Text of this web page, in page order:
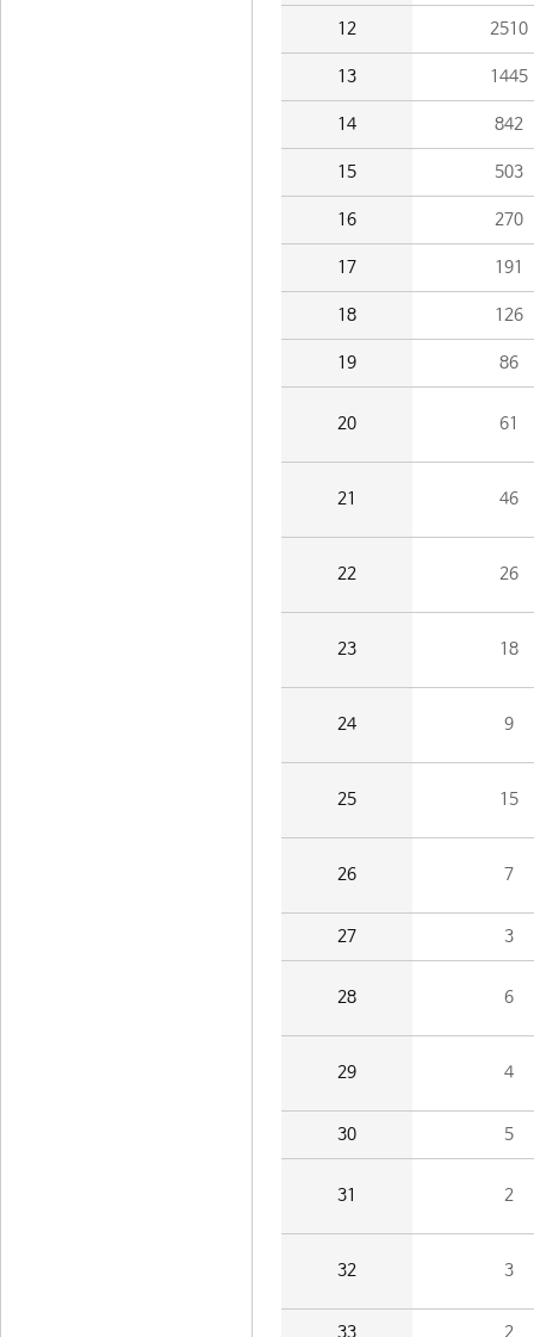
12 2510
13 1445
14 842
15 503
16 270
17 191
18 126
19 86
20 61
21 46
22 26
23 18
24 9
25 15
26 7
27 3
28 6
29 4
30 5
31 2
32 3
33 2